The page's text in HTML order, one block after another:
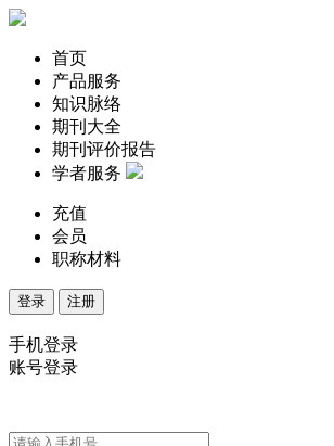
首页
产品服务
知识脉络
期刊大全
期刊评价报告
学者服务
充值
会员
职称材料
登录 注册
手机登录
账号登录